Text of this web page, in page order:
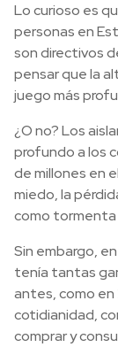
Lo curioso es
personas en
son directivos
pensar que la
juego más
¿O no? Los
profundo a los
de millones en
miedo, la
como tormenta
Sin embargo,
tenía tantas
antes, como en
cotidianidad,
comprar y